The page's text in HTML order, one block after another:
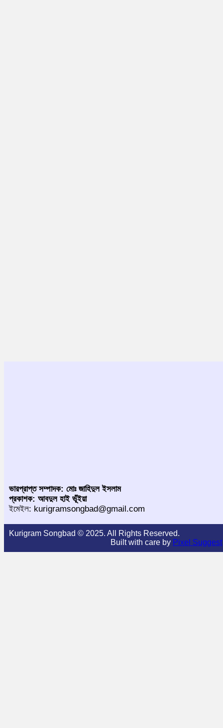
ভারপ্রাপ্ত সম্পাদক: মোঃ জাহিদুল ইসলাম
প্রকাশক: আবদুল হাই ভূঁইয়া
ইমেইল: kurigramsongbad@gmail.com
Kurigram Songbad © 2025. All Rights Reserved.
Built with care by Pixel Suggest